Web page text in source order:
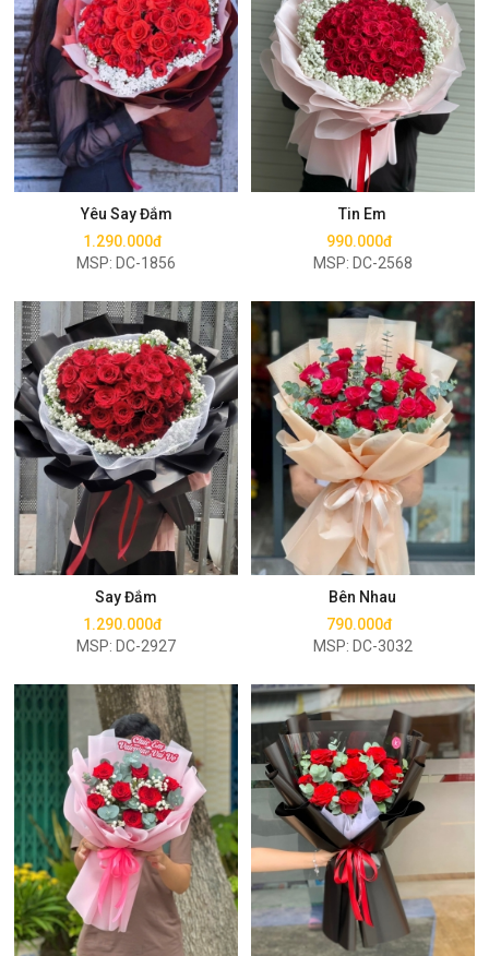
Yêu Say Đắm
1.290.000đ
MSP: DC-1856
Mua ngay
Tin Em
990.000đ
MSP: DC-2568
Mua ngay
Say Đắm
1.290.000đ
MSP: DC-2927
Mua ngay
Bên Nhau
790.000đ
MSP: DC-3032
Mua ngay
Mua ngay Mua ngay